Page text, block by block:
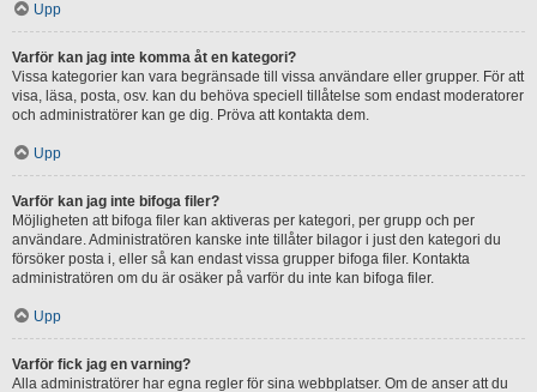
Upp
Varför kan jag inte komma åt en kategori?
Vissa kategorier kan vara begränsade till vissa användare eller grupper. För att
visa, läsa, posta, osv. kan du behöva speciell tillåtelse som endast moderatorer
och administratörer kan ge dig. Pröva att kontakta dem.
Upp
Varför kan jag inte bifoga filer?
Möjligheten att bifoga filer kan aktiveras per kategori, per grupp och per
användare. Administratören kanske inte tillåter bilagor i just den kategori du
försöker posta i, eller så kan endast vissa grupper bifoga filer. Kontakta
administratören om du är osäker på varför du inte kan bifoga filer.
Upp
Varför fick jag en varning?
Alla administratörer har egna regler för sina webbplatser. Om de anser att du